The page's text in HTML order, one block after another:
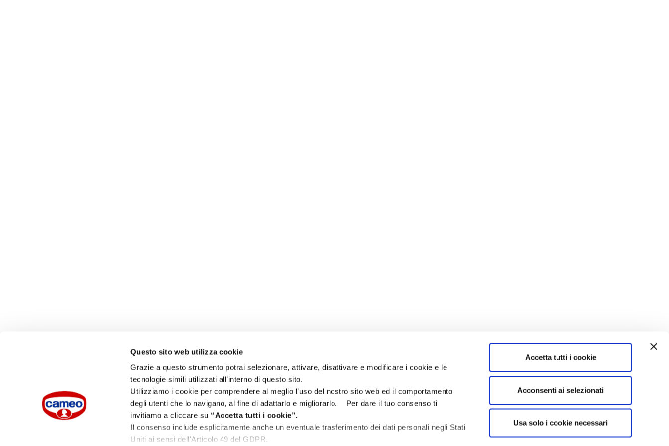
Questo sito web utilizza cookie
Grazie a questo strumento potrai selezionare, attivare, disattivare e modificare i cookie e le
tecnologie simili utilizzati all’interno di questo sito.
Utilizziamo i cookie per comprendere al meglio l’uso del nostro sito web ed il comportamento
degli utenti che lo navigano, al fine di adattarlo e migliorarlo. Per dare il tuo consenso ti
invitiamo a cliccare su “Accetta tutti i cookie”.
Il consenso include esplicitamente anche un eventuale trasferimento dei dati personali negli Stati
Uniti ai sensi dell'Articolo 49 del GDPR.
Accetta tutti i cookie
Acconsenti ai selezionati
Usa solo i cookie necessari